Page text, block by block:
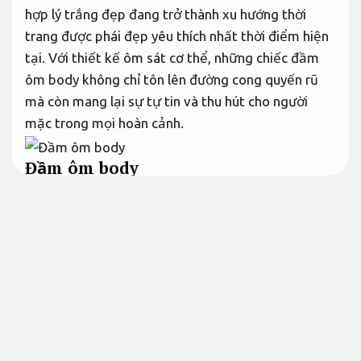
hợp lý trắng đẹp đang trở thành xu hướng thời
trang được phái đẹp yêu thích nhất thời điểm hiện
tại. Với thiết kế ôm sát cơ thể, những chiếc đầm
ôm body không chỉ tôn lên đường cong quyến rũ
mà còn mang lại sự tự tin và thu hút cho người
mặc trong mọi hoàn cảnh.
Đầm ôm body